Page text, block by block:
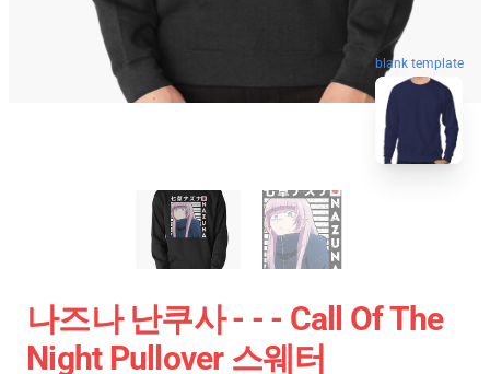
blank template
나즈나 난쿠사 - - - Call Of The
Night Pullover 스웨터